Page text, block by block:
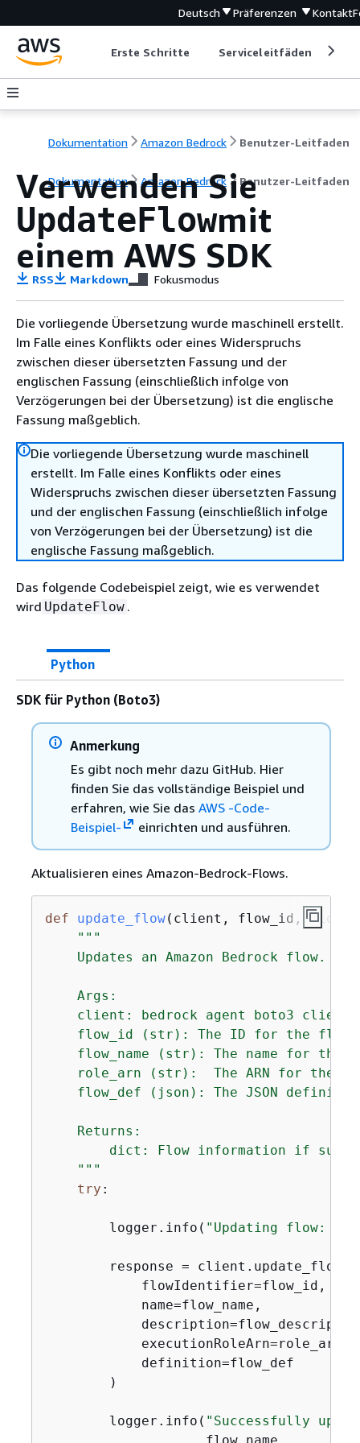
Deutsch Präferenzen Kontakt
Erste Schritte Serviceleitfäden
Dokumentation Amazon Bedrock Benutzer-Leitfaden
Dokumentation Amazon Bedrock Benutzer-Leitfaden
Verwenden Sie
UpdateFlowmit
einem AWS SDK
RSS Markdown Fokusmodus
Die vorliegende Übersetzung wurde maschinell erstellt.
Im Falle eines Konflikts oder eines Widerspruchs
zwischen dieser übersetzten Fassung und der
englischen Fassung (einschließlich infolge von
Verzögerungen bei der Übersetzung) ist die englische
Fassung maßgeblich.
Die vorliegende Übersetzung wurde maschinell
erstellt. Im Falle eines Konflikts oder eines
Widerspruchs zwischen dieser übersetzten Fassung
und der englischen Fassung (einschließlich infolge
von Verzögerungen bei der Übersetzung) ist die
englische Fassung maßgeblich.
Das folgende Codebeispiel zeigt, wie es verwendet
wird UpdateFlow .
Python
SDK für Python (Boto3)
Anmerkung
Es gibt noch mehr dazu GitHub. Hier
finden Sie das vollständige Beispiel und
erfahren, wie Sie das AWS -Code-
Beispiel-
einrichten und ausführen.
Aktualisieren eines Amazon-Bedrock-Flows.
def update_flow( client, flow_id,
"""
    Updates an Amazon Bedrock flow.
    Args:
    client: bedrock agent boto3 client.
flow_id (str): The ID for the flow
flow_name (str): The name for the
role_arn (str):  The ARN for the
flow_def (json): The JSON
    Returns:
dict: Flow information if
    """
try :
        logger.info(
"Updating flow:
        response = client.update_flow(
            flowIdentifier=flow_id,
            name=flow_name,
            executionRoleArn=role_arn,
            definition=flow_def
        )
        logger.info(
"Successfully